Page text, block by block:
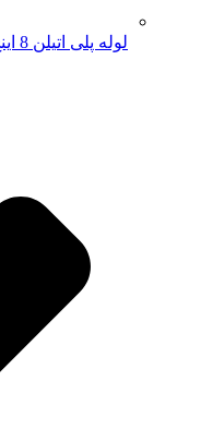
لوله پلی اتیلن 8 اینچ (200 میلیمتر)